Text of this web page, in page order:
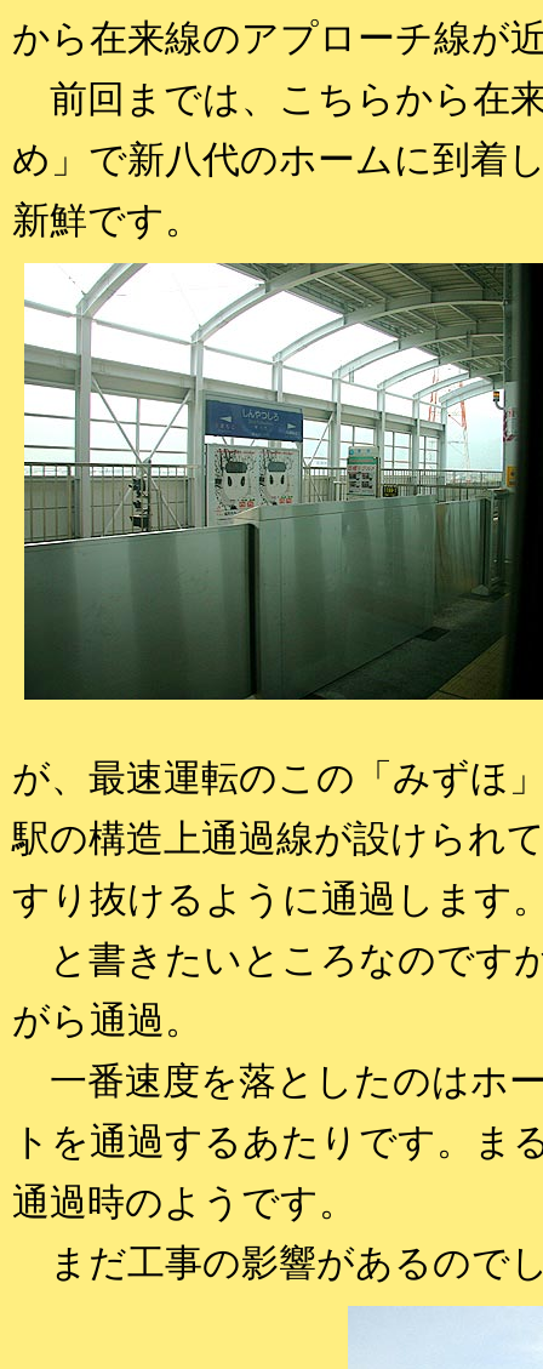
から在来線のアプローチ線が
前回までは、こちらから在
め」で新八代のホームに到着
新鮮です。
が、最速運転のこの「みずほ
駅の構造上通過線が設けられ
すり抜けるように通過します
と書きたいところなのです
がら通過。
一番速度を落としたのはホ
トを通過するあたりです。ま
通過時のようです。
まだ工事の影響があるので